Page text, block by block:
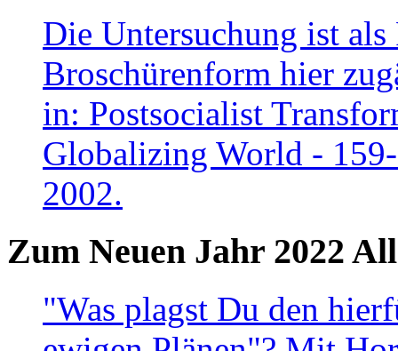
Die Untersuchung ist
Broschürenform hier
in: Postsocialist
Globalizing World -
2002.
Zum Neuen Jahr 2022
"Was plagst Du den